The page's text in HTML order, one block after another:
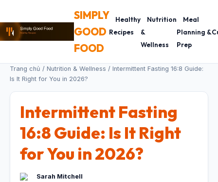
SIMPLY
GOOD
FOOD
Healthy
Recipes
Nutrition
&
Wellness
Meal
Planning &
Prep
Trang chủ / Nutrition & Wellness / Intermittent Fasting 16:8 Guide:
Is It Right for You in 2026?
Intermittent Fasting
16:8 Guide: Is It Right
for You in 2026?
Sarah Mitchell